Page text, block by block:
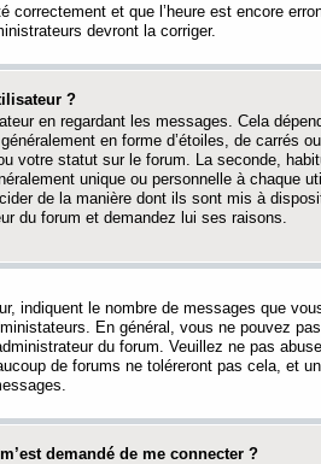
correctement et que l’heure est encore
devront la corriger.
?
en regardant les messages. Cela
en forme d’étoiles, de carrés
votre statut sur le forum. La seconde,
unique ou personnelle à chaque
de la manière dont ils sont mis à
du forum et demandez lui ses raisons.
indiquent le nombre de messages que
En général, vous ne pouvez
du forum. Veuillez ne pas
de forums ne toléreront pas cela, et
demandé de me connecter ?